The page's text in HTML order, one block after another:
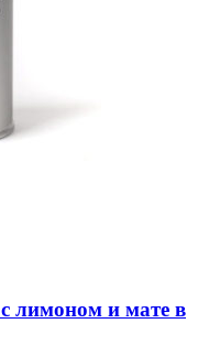
лимоном и мате в